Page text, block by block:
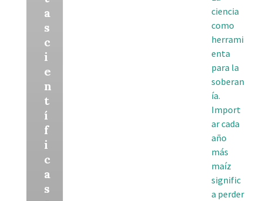
a
s
c
i
e
n
t
í
f
i
c
a
s
ciencia
como
herrami
enta
para la
soberan
ía.
Import
ar cada
año
más
maíz
signific
a perder